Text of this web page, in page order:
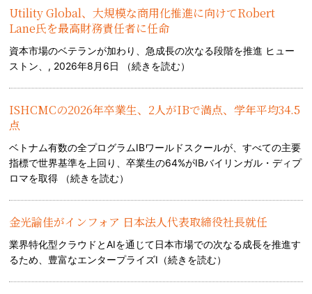
Utility Global、大規模な商用化推進に向けてRobert
Lane氏を最高財務責任者に任命
資本市場のベテランが加わり、急成長の次なる段階を推進 ヒュー
ストン、, 2026年8月6日 （続きを読む）
ISHCMCの2026年卒業生、2人がIBで満点、学年平均34.5
点
ベトナム有数の全プログラムIBワールドスクールが、すべての主要
指標で世界基準を上回り、卒業生の64%がIBバイリンガル・ディプ
ロマを取得 （続きを読む）
金光諭佳がインフォア 日本法人代表取締役社長就任
業界特化型クラウドとAIを通じて日本市場での次なる成長を推進す
るため、豊富なエンタープライズI（続きを読む）